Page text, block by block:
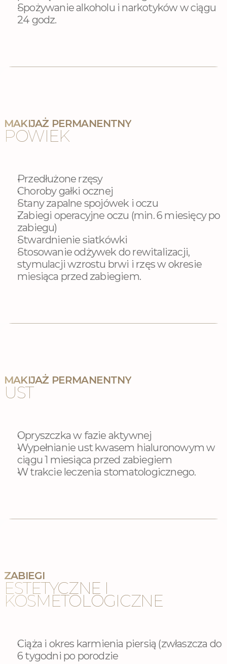
Spożywanie alkoholu i narkotyków w ciągu
24 godz.
MAKIJAŻ PERMANENTNY
POWIEK
Przedłużone rzęsy
Choroby gałki ocznej
Stany zapalne spojówek i oczu
Zabiegi operacyjne oczu (min. 6 miesięcy po
zabiegu)
Stwardnienie siatkówki
Stosowanie odżywek do rewitalizacji,
stymulacji wzrostu brwi i rzęs w okresie
miesiąca przed zabiegiem.
MAKIJAŻ PERMANENTNY
UST
Opryszczka w fazie aktywnej
Wypełnianie ust kwasem hialuronowym w
ciągu 1 miesiąca przed zabiegiem
W trakcie leczenia stomatologicznego.
ZABIEGI
ESTETYCZNE I
KOSMETOLOGICZNE
Ciąża i okres karmienia piersią (zwłaszcza do
6 tygodni po porodzie